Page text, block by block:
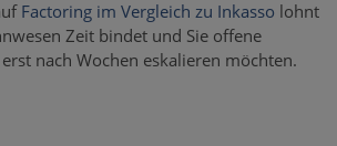
Factoring im Vergleich zu Inkasso lohnt
Zeit bindet und Sie offene
nach Wochen eskalieren möchten.